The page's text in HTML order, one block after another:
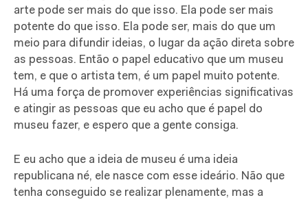
arte pode ser mais do que isso. Ela pode ser mais
potente do que isso. Ela pode ser, mais do que um
meio para difundir ideias, o lugar da ação direta sobre
as pessoas. Então o papel educativo que um museu
tem, e que o artista tem, é um papel muito potente.
Há uma força de promover experiências significativas
e atingir as pessoas que eu acho que é papel do
museu fazer, e espero que a gente consiga.
E eu acho que a ideia de museu é uma ideia
republicana né, ele nasce com esse ideário. Não que
tenha conseguido se realizar plenamente, mas a